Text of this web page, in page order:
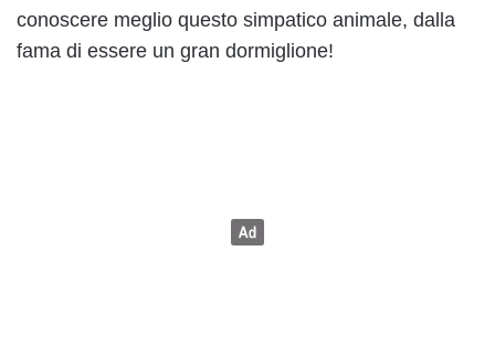
conoscere meglio questo simpatico animale, dalla
fama di essere un gran dormiglione!